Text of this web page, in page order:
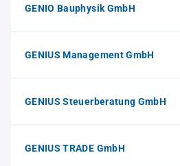
GENIO Bauphysik GmbH
GENIUS Management GmbH
GENIUS Steuerberatung GmbH
GENIUS TRADE GmbH